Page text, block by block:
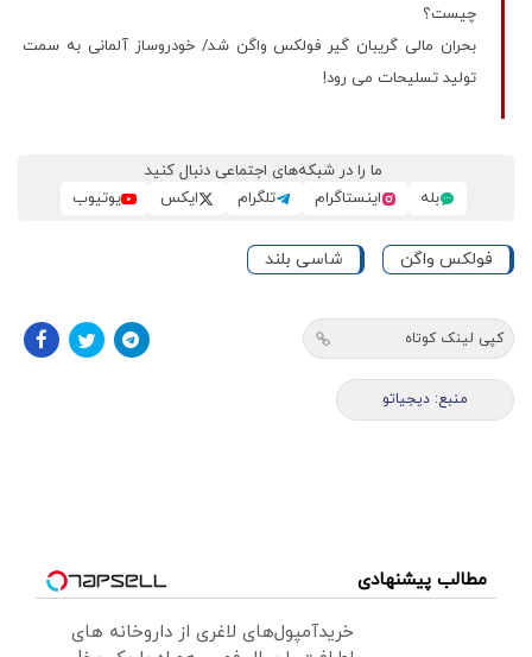
چیست؟
بحران مالی گریبان گیر فولکس‌ واگن شد/ خودروساز آلمانی به سمت
تولید تسلیحات می رود!
ما را در شبکه‌های اجتماعی دنبال کنید
بله
اینستاگرام تلگرام ایکس یوتیوب
فولکس واگن شاسی بلند
کپی لینک کوتاه
منبع: دیجیاتو
مطالب پیشنهادی
خریدآمپول‌های لاغری از داروخانه های